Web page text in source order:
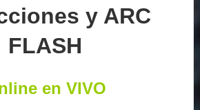
y ARC
FLASH
en VIVO